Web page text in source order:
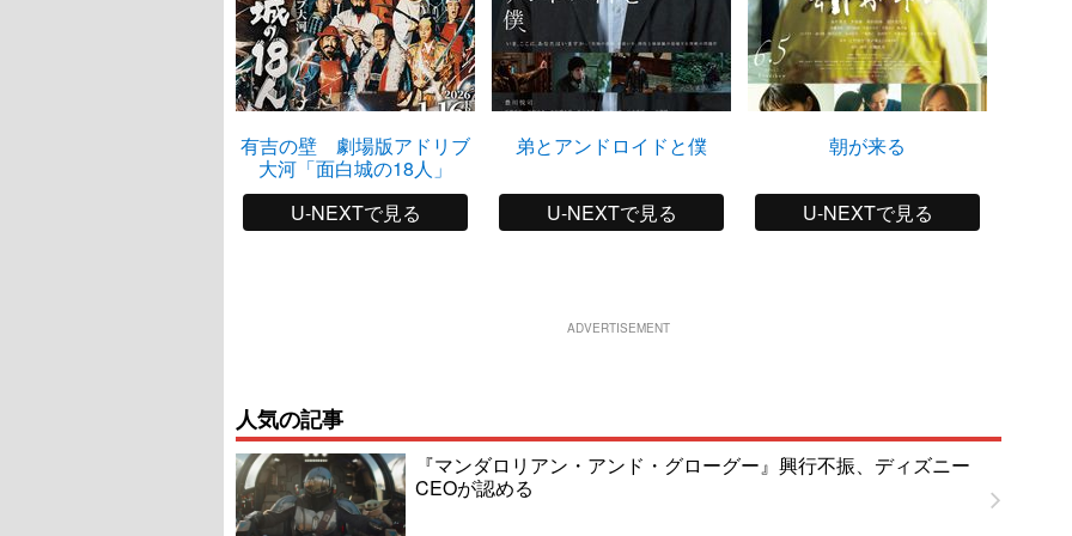
有吉の壁 劇場版アドリブ
大河「面白城の18人」
U-NEXTで見る
弟とアンドロイドと僕
U-NEXTで見る
朝が来る
U-NEXTで見る
ADVERTISEMENT
人気の記事
『マンダロリアン・アンド・グローグー』興行不振、ディズニー
CEOが認める